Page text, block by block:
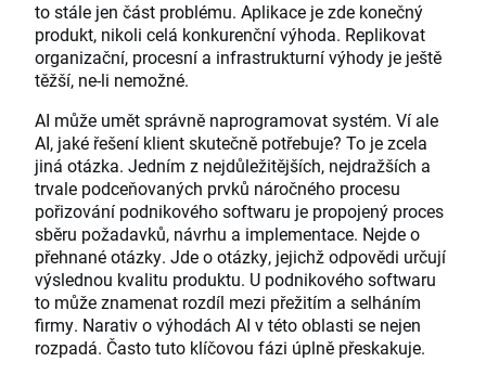
to stále jen část problému. Aplikace je zde konečný
produkt, nikoli celá konkurenční výhoda. Replikovat
organizační, procesní a infrastrukturní výhody je ještě
těžší, ne-li nemožné.
AI může umět správně naprogramovat systém. Ví ale
AI, jaké řešení klient skutečně potřebuje? To je zcela
jiná otázka. Jedním z nejdůležitějších, nejdražších a
trvale podceňovaných prvků náročného procesu
pořizování podnikového softwaru je propojený proces
sběru požadavků, návrhu a implementace. Nejde o
přehnané otázky. Jde o otázky, jejichž odpovědi určují
výslednou kvalitu produktu. U podnikového softwaru
to může znamenat rozdíl mezi přežitím a selháním
firmy. Narativ o výhodách AI v této oblasti se nejen
rozpadá. Často tuto klíčovou fázi úplně přeskakuje.